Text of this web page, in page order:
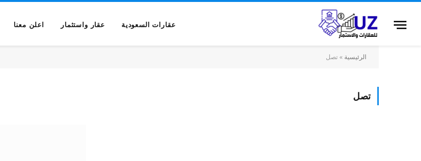
عقارات السعودية عقار واستثمار اعلن معنا
الرئيسية » تصل
تصل